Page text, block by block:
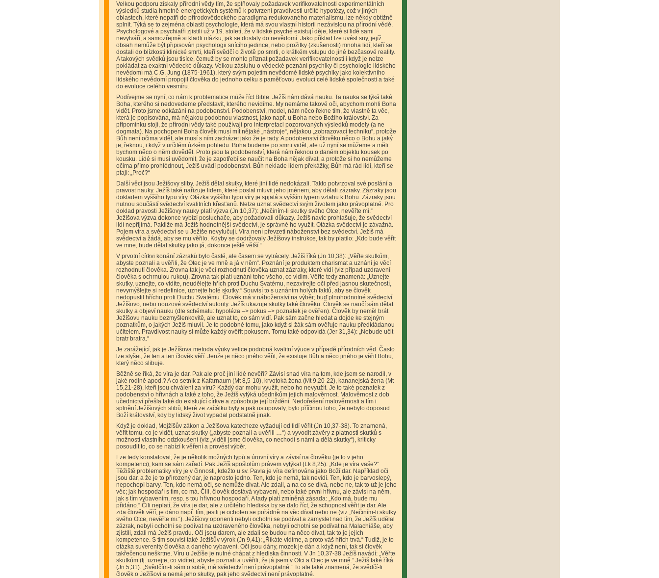
Velkou podporu získaly přírodní vědy tím, že splňovaly požadavek verifikovatelnosti experimentálních
výsledků studia hmotně-energetických systémů k potvrzení pravdivosti určité hypotézy, což v jiných
oblastech, které nepatří do přírodovědeckého paradigma redukovaného materialismu, lze někdy obtížně
splnit. Týká se to zejména oblasti psychologie, která má svou vlastní historii nezávislou na přírodní vědě.
Psychologové a psychiatři zjistili už v 19. století, že v lidské psyché existují děje, které si lidé sami
nevytváří, a samozřejmě si kladli otázku, jak se dostaly do nevědomí. Jako příklad lze uvést sny, jejíž
obsah nemůže být připisován psychologii snícího jedince, nebo prožitky (zkušenosti) mnoha lidí, kteří se
dostali do blízkosti klinické smrti, kteří svědčí o životě po smrti, o krátkém vstupu do jiné bezčasové reality.
A takových svědků jsou tisíce, čemuž by se mohlo přiznat požadavek verifikovatelnosti i když je nelze
pokládat za exaktní vědecké důkazy. Velkou zásluhu o vědecké poznání psychiky či psychologie lidského
nevědomí má C.G. Jung (1875-1961), který svým pojetím nevědomé lidské psychiky jako kolektivního
lidského nevědomí propojil člověka do jednoho celku s paměťovou evolucí celé lidské společnosti a také
do evoluce celého vesmíru.
Podívejme se nyní, co nám k problematice může říct Bible. Ježíš nám dává nauku. Ta nauka se týká také
Boha, kterého si nedovedeme představit, kterého nevidíme. My nemáme takové oči, abychom mohli Boha
vidět. Proto jsme odkázáni na podobenství. Podobenství, model, nám něco řekne tím, že vlastně ta věc,
která je popisována, má nějakou podobnou vlastnost, jako např. u Boha nebo Božího království. Za
připomínku stojí, že přírodní vědy také používají pro interpretaci pozorovaných výsledků modely (a ne
dogmata). Na pochopení Boha člověk musí mít nějaké „nástroje“, nějakou „zobrazovací techniku“, protože
Bůh není očima vidět, ale musí s ním zacházet jako že je tady. A podobenství člověku něco o Bohu a jaký
je, řeknou, i když v určitém úzkém pohledu. Boha budeme po smrti vidět, ale už nyní se můžeme a měli
bychom něco o něm dovědět. Proto jsou ta podobenství, která nám řeknou o daném objektu kousek po
kousku. Lidé si musí uvědomit, že je zapotřebí se naučit na Boha nějak dívat, a protože si ho nemůžeme
očima přímo prohlédnout, Ježíš uvádí podobenství. Bůh neklade lidem překážky, Bůh má rád lidi, kteří se
ptají: „Proč?“
Další věci jsou Ježíšovy sliby. Ježíš dělal skutky, které jiní lidé nedokázali. Takto potvrzoval své poslání a
pravost nauky. Ježíš také nařizuje lidem, které poslal mluvit jeho jménem, aby dělali zázraky. Zázraky jsou
dokladem vyššího typu víry. Otázka vyššího typu víry je spjatá s vyšším typem vztahu k Bohu. Zázraky jsou
nutnou součástí svědectví kvalitních křesťanů. Nelze uznat svědectví svým životem jako právoplatné. Pro
doklad pravosti Ježíšovy nauky platí výzva (Jn 10,37): „Nečiním-li skutky svého Otce, nevěřte mi.“
Ježíšova výzva dokonce vybízí posluchače, aby požadovali důkazy. Ježíš navíc prohlašuje, že svědectví
lidí nepřijímá. Pakliže má Ježíš hodnotnější svědectví, je správné ho využít. Otázka svědectví je závažná.
Pojem víra a svědectví se u Ježíše nevylučují. Víra není převzetí náboženství bez svědectví. Ježíš má
svědectví a žádá, aby se mu věřilo. Kdyby se dodržovaly Ježíšovy instrukce, tak by platilo: „Kdo bude věřit
ve mne, bude dělat skutky jako já, dokonce ještě větší.“
V prvotní církvi konání zázraků bylo časté, ale časem se vytrácely. Ježíš říká (Jn 10,38): „Věřte skutkům,
abyste poznali a uvěřili, že Otec je ve mně a já v něm“. Poznání je produktem charismat a uznání je věcí
rozhodnutí člověka. Zrovna tak je věcí rozhodnutí člověka uznat zázraky, které vidí (viz případ uzdravení
člověka s ochrnulou rukou). Zrovna tak platí uznání toho všeho, co vidím. Věřte tedy znamená: „Uznejte
skutky, uznejte, co vidíte, neudělejte hřích proti Duchu Svatému, nezavírejte oči před jasnou skutečností,
nevymýšlejte si redefinice, uznejte holé skutky.“ Souvisí to s uznáním holých faktů, aby se člověk
nedopustil hříchu proti Duchu Svatému. Člověk má v náboženství na výběr; buď plnohodnotné svědectví
Ježíšovo, nebo nouzové svědectví autority. Ježíš ukazuje skutky také člověku. Člověk se naučí sám dělat
skutky a objeví nauku (dle schématu: hypotéza –> pokus –> poznatek je ověřen). Člověk by neměl brát
Ježíšovu nauku bezmyšlenkovitě, ale uznat to, co sám vidí. Pak sám začne hledat a dojde ke stejným
poznatkům, o jakých Ježíš mluvil. Je to podobné tomu, jako když si žák sám ověřuje nauku předkládanou
učitelem. Pravdivost nauky si může každý ověřit pokusem. Tomu také odpovídá (Jer 31,34): „Nebude učit
bratr bratra.“
Je zarážející, jak je Ježíšova metoda výuky velice podobná kvalitní výuce v případě přírodních věd. Často
lze slyšet, že ten a ten člověk věří. Jenže je něco jiného věřit, že existuje Bůh a něco jiného je věřit Bohu,
který něco slibuje.
Běžně se říká, že víra je dar. Pak ale proč jiní lidé nevěří? Závisí snad víra na tom, kde jsem se narodil, v
jaké rodině apod.? A co setník z Kafarnaum (Mt 8,5-10), krvotoká žena (Mt 9,20-22), kananejská žena (Mt
15,21-28), kteří jsou chváleni za víru? Každý dar mohu využít, nebo ho nevyužít. Je to také poznatek z
podobenství o hřivnách a také z toho, že Ježíš vytýká učedníkům jejich malověrnost. Malověrnost z dob
učednictví přešla také do existující církve a způsobuje její brždění. Nedořešení malověrnosti a tím i
splnění Ježíšových slibů, které ze začátku byly a pak ustupovaly, bylo příčinou toho, že nebylo doposud
Boží království, kdy by lidský život vypadal podstatně jinak.
Když je doklad, Mojžíšův zákon a Ježíšova katecheze vyžadují od lidí věřit (Jn 10,37-38). To znamená,
věřit tomu, co je vidět, uznat skutky („abyste poznali a uvěřili …“) a vyvodit závěry z platnosti skutků s
možností vlastního odzkoušení (viz „viděli jsme člověka, co nechodí s námi a dělá skutky“), kriticky
posoudit to, co se nabízí k věření a provést výběr.
Lze tedy konstatovat, že je několik možných typů a úrovní víry a závisí na člověku (je to v jeho
kompetenci), kam se sám zařadí. Pak Ježíš apoštolům právem vytýkal (Lk 8,25): „Kde je víra vaše?“
Těžiště problematiky víry je v činnosti, kdežto u sv. Pavla je víra definována jako Boží dar. Například oči
jsou dar, a že je to přirozený dar, je naprosto jedno. Ten, kdo je nemá, tak nevidí. Ten, kdo je barvoslepý,
nepochopí barvy. Ten, kdo nemá oči, se nemůže dívat. Ale zdali, a na co se dívá, nebo ne, tak to už je jeho
věc; jak hospodaří s tím, co má. Čili, člověk dostává vybavení, nebo také první hřivnu, ale závisí na něm,
jak s tím vybavením, resp. s tou hřivnou hospodaří. A tady platí zmíněná zásada: „Kdo má, bude mu
přidáno.“ Čili neplatí, že víra je dar, ale z určitého hlediska by se dalo říct, že schopnost věřit je dar. Ale
zda člověk věří, je dáno např. tím, jestli je ochoten se pořádně na věc dívat nebo ne (viz „Nečiním-li skutky
svého Otce, nevěřte mi.“). Ježíšovy oponenti nebyli ochotni se podívat a zamyslet nad tím, že Ježíš udělal
zázrak, nebyli ochotni se podívat na uzdraveného člověka, nebyli ochotni se podívat na Malachiáše, aby
zjistili, zdali má Ježíš pravdu. Oči jsou darem, ale zdali se budou na něco dívat, tak to je jejich
kompetence. S tím souvisí také Ježíšův výrok (Jn 9,41): „Říkáte vidíme, a proto váš hřích trvá.“ Tudíž, je to
otázka suverenity člověka a daného vybavení. Oči jsou dány, mozek je dán a když není, tak si člověk
takřečenou neškrtne. Víru u Ježíše je nutné chápat z hlediska činnosti. V Jn 10,37-38 Ježíš navádí: „Věřte
skutkům (tj. uznejte, co vidíte), abyste poznali a uvěřili, že já jsem v Otci a Otec je ve mně.“ Ježíš také říká
(Jn 5,31): „Svědčím-li sám o sobě, mé svědectví není právoplatné.“ To ale také znamená, že svědčí-li
člověk o Ježíšovi a nemá jeho skutky, pak jeho svědectví není právoplatné.